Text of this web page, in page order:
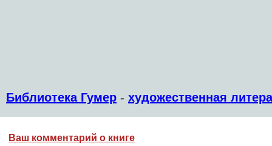
Библиотека Гумер - художественная
Ваш комментарий о книге